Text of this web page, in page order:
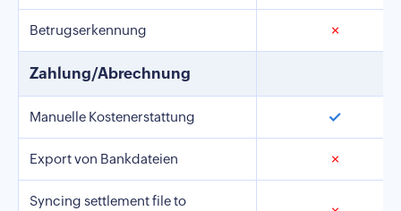
Betrugserkennung ✗
Zahlung/Abrechnung
Manuelle Kostenerstattung ✓
Export von Bankdateien ✗
Syncing settlement file to